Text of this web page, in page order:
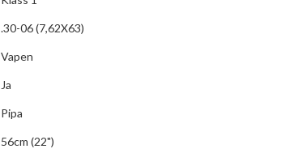
.30-06 (7,62X63)
Vapen
Ja
Pipa
56cm (22")